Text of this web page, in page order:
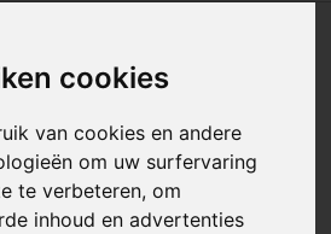
cookies
van cookies en andere
om uw surfervaring
te verbeteren, om
inhoud en advertenties